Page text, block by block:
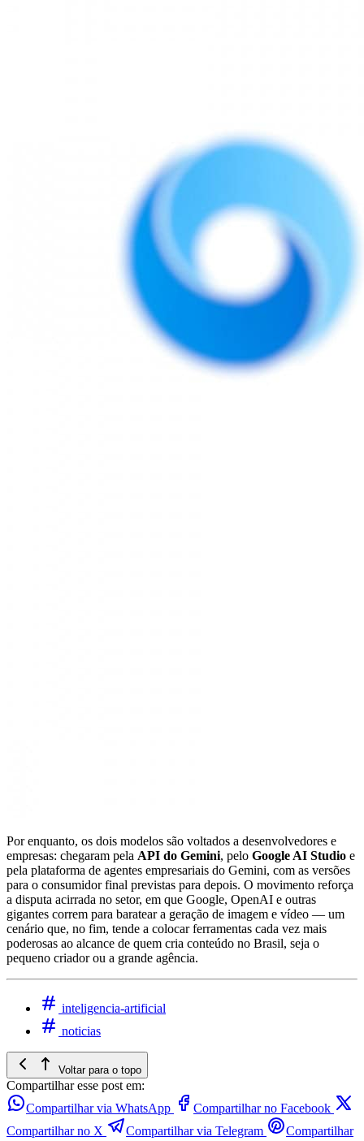
Por enquanto, os dois modelos são voltados a desenvolvedores e
empresas: chegaram pela API do Gemini, pelo Google AI Studio e
pela plataforma de agentes empresariais do Gemini, com as versões
para o consumidor final previstas para depois. O movimento reforça
a disputa acirrada no setor, em que Google, OpenAI e outras
gigantes correm para baratear a geração de imagem e vídeo — um
cenário que, no fim, tende a colocar ferramentas cada vez mais
poderosas ao alcance de quem cria conteúdo no Brasil, seja o
pequeno criador ou a grande agência.
inteligencia-artificial
noticias
Voltar para o topo
Compartilhar esse post em:
Compartilhar via WhatsApp
Compartilhar no Facebook
Compartilhar no X
Compartilhar via Telegram Compartilhar